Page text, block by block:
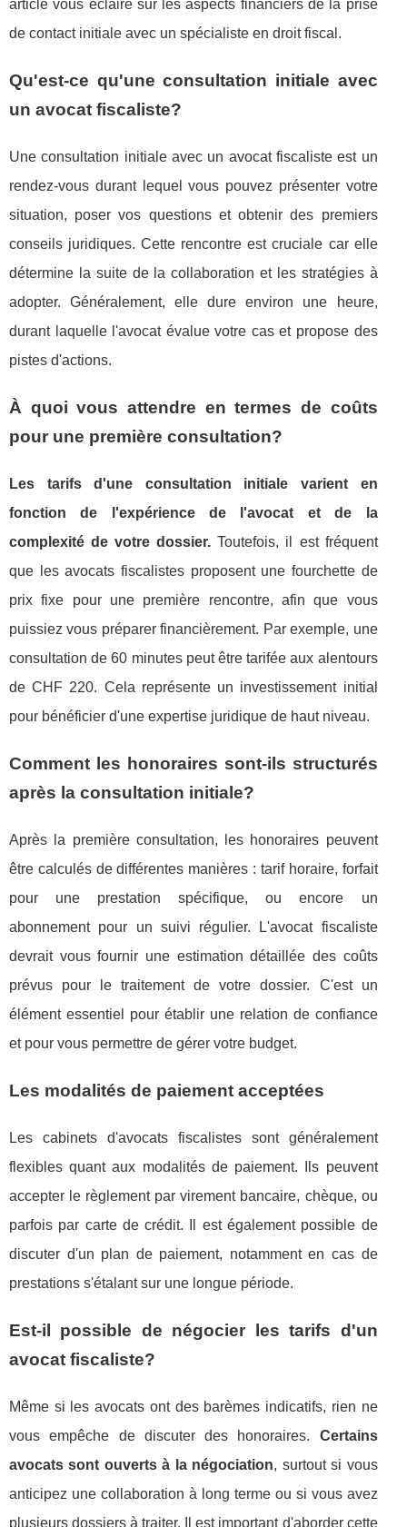
article vous éclaire sur les aspects financiers de la prise
de contact initiale avec un spécialiste en droit fiscal.
Qu'est-ce qu'une consultation initiale avec
un avocat fiscaliste?
Une consultation initiale avec un avocat fiscaliste est un
rendez-vous durant lequel vous pouvez présenter votre
situation, poser vos questions et obtenir des premiers
conseils juridiques. Cette rencontre est cruciale car elle
détermine la suite de la collaboration et les stratégies à
adopter. Généralement, elle dure environ une heure,
durant laquelle l'avocat évalue votre cas et propose des
pistes d'actions.
À quoi vous attendre en termes de coûts
pour une première consultation?
Les tarifs d'une consultation initiale varient en
fonction de l'expérience de l'avocat et de la
complexité de votre dossier. Toutefois, il est fréquent
que les avocats fiscalistes proposent une fourchette de
prix fixe pour une première rencontre, afin que vous
puissiez vous préparer financièrement. Par exemple, une
consultation de 60 minutes peut être tarifée aux alentours
de CHF 220. Cela représente un investissement initial
pour bénéficier d'une expertise juridique de haut niveau.
Comment les honoraires sont-ils structurés
après la consultation initiale?
Après la première consultation, les honoraires peuvent
être calculés de différentes manières : tarif horaire, forfait
pour une prestation spécifique, ou encore un
abonnement pour un suivi régulier. L'avocat fiscaliste
devrait vous fournir une estimation détaillée des coûts
prévus pour le traitement de votre dossier. C'est un
élément essentiel pour établir une relation de confiance
et pour vous permettre de gérer votre budget.
Les modalités de paiement acceptées
Les cabinets d'avocats fiscalistes sont généralement
flexibles quant aux modalités de paiement. Ils peuvent
accepter le règlement par virement bancaire, chèque, ou
parfois par carte de crédit. Il est également possible de
discuter d'un plan de paiement, notamment en cas de
prestations s'étalant sur une longue période.
Est-il possible de négocier les tarifs d'un
avocat fiscaliste?
Même si les avocats ont des barèmes indicatifs, rien ne
vous empêche de discuter des honoraires. Certains
avocats sont ouverts à la négociation, surtout si vous
anticipez une collaboration à long terme ou si vous avez
plusieurs dossiers à traiter. Il est important d'aborder cette